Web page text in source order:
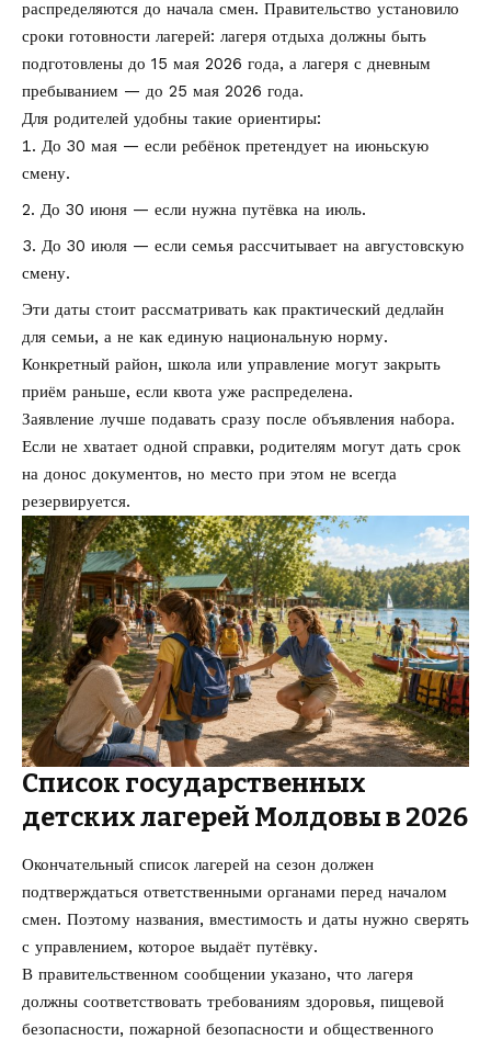
распределяются до начала смен. Правительство установило
сроки готовности лагерей: лагеря отдыха должны быть
подготовлены до 15 мая 2026 года, а лагеря с дневным
пребыванием — до 25 мая 2026 года.
Для родителей удобны такие ориентиры:
До 30 мая — если ребёнок претендует на июньскую
смену.
До 30 июня — если нужна путёвка на июль.
До 30 июля — если семья рассчитывает на августовскую
смену.
Эти даты стоит рассматривать как практический дедлайн
для семьи, а не как единую национальную норму.
Конкретный район, школа или управление могут закрыть
приём раньше, если квота уже распределена.
Заявление лучше подавать сразу после объявления набора.
Если не хватает одной справки, родителям могут дать срок
на донос документов, но место при этом не всегда
резервируется.
Список государственных
детских лагерей Молдовы в 2026
Окончательный список лагерей на сезон должен
подтверждаться ответственными органами перед началом
смен. Поэтому названия, вместимость и даты нужно сверять
с управлением, которое выдаёт путёвку.
В правительственном сообщении указано, что лагеря
должны соответствовать требованиям здоровья, пищевой
безопасности, пожарной безопасности и общественного